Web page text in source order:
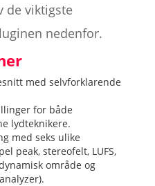
de viktigste
nedenfor.
med selvforklarende
for både
lydteknikere.
med seks ulike
peak, stereofelt, LUFS,
område og